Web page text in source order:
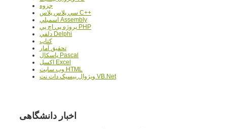
جزوه
سي پلاس پلاس C++
اسمبلي Assembly
پروژه پي اچ پي PHP
دلفي Delphi
کتاب
تحقيق آمار
پاسکال Pascal
اکسل Excel
وب سايت HTML
ويژوال بيسيک دات نت VB.Net
اخبار دانشگاهی